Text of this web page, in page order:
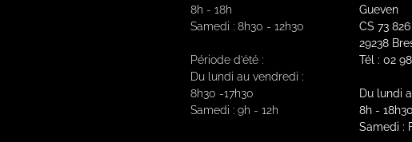
8h - 18h
Samedi : 8h30 - 12h30
Période d’été :
Du lundi au vendredi :
8h30 -17h30
Samedi : 9h - 12h
Gueven
CS 73 826
29238
Tél : 02
Du lundi
8h - 18h30
Samedi :